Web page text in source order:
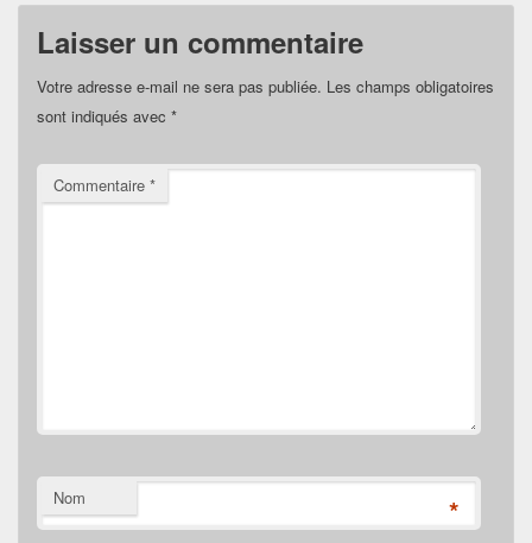
Laisser un commentaire
Votre adresse e-mail ne sera pas publiée. Les champs obligatoires
sont indiqués avec *
Commentaire *
Nom *